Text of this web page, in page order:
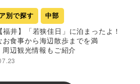
別で探す 中部
福井】「若狭佳日」に泊まったよ！
お食事から海辺散歩までを満
辺観光情報もご紹介